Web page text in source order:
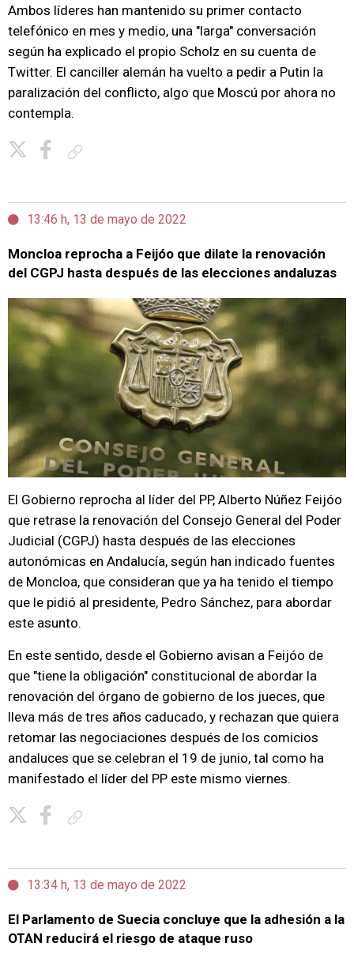
Ambos líderes han mantenido su primer contacto
telefónico en mes y medio, una "larga" conversación
según ha explicado el propio Scholz en su cuenta de
Twitter. El canciller alemán ha vuelto a pedir a Putin la
paralización del conflicto, algo que Moscú por ahora no
contempla.
13:46 h, 13 de mayo de 2022
Moncloa reprocha a Feijóo que dilate la renovación
del CGPJ hasta después de las elecciones andaluzas
El Gobierno reprocha al líder del PP, Alberto Núñez Feijóo
que retrase la renovación del Consejo General del Poder
Judicial (CGPJ) hasta después de las elecciones
autonómicas en Andalucía, según han indicado fuentes
de Moncloa, que consideran que ya ha tenido el tiempo
que le pidió al presidente, Pedro Sánchez, para abordar
este asunto.
En este sentido, desde el Gobierno avisan a Feijóo de
que "tiene la obligación" constitucional de abordar la
renovación del órgano de gobierno de los jueces, que
lleva más de tres años caducado, y rechazan que quiera
retomar las negociaciones después de los comicios
andaluces que se celebran el 19 de junio, tal como ha
manifestado el líder del PP este mismo viernes.
13:34 h, 13 de mayo de 2022
El Parlamento de Suecia concluye que la adhesión a la
OTAN reducirá el riesgo de ataque ruso